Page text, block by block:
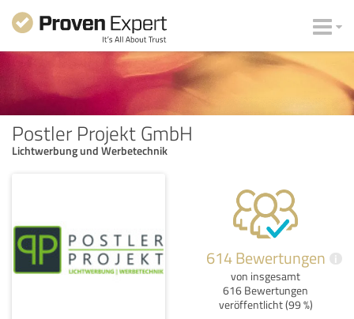
Postler Projekt GmbH
Lichtwerbung und Werbetechnik
614 Bewertungen i
von insgesamt
616 Bewertungen
veröffentlicht (99 %)